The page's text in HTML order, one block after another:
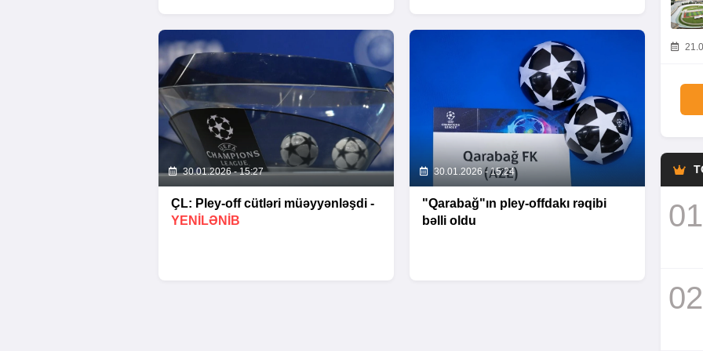
30.01.2026 - 15:27
ÇL: Pley-off cütləri müəyyənləşdi -
YENİLƏNİB
30.01.2026 - 15:24
"Qarabağ"ın pley-offdakı rəqibi
bəlli oldu
01
02